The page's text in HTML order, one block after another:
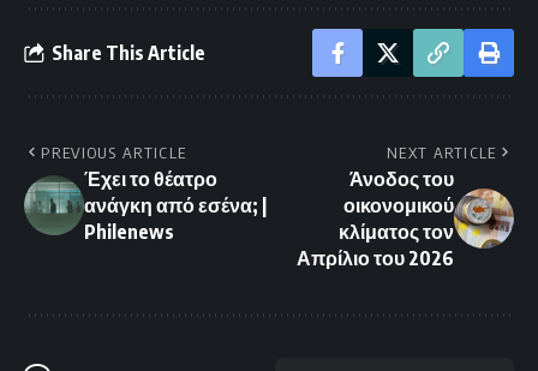
Share This Article
PREVIOUS ARTICLE
Έχει το θέατρο
ανάγκη από εσένα; |
Philenews
NEXT ARTICLE
Άνοδος του
οικονομικού
κλίματος τον
Απρίλιο του 2026